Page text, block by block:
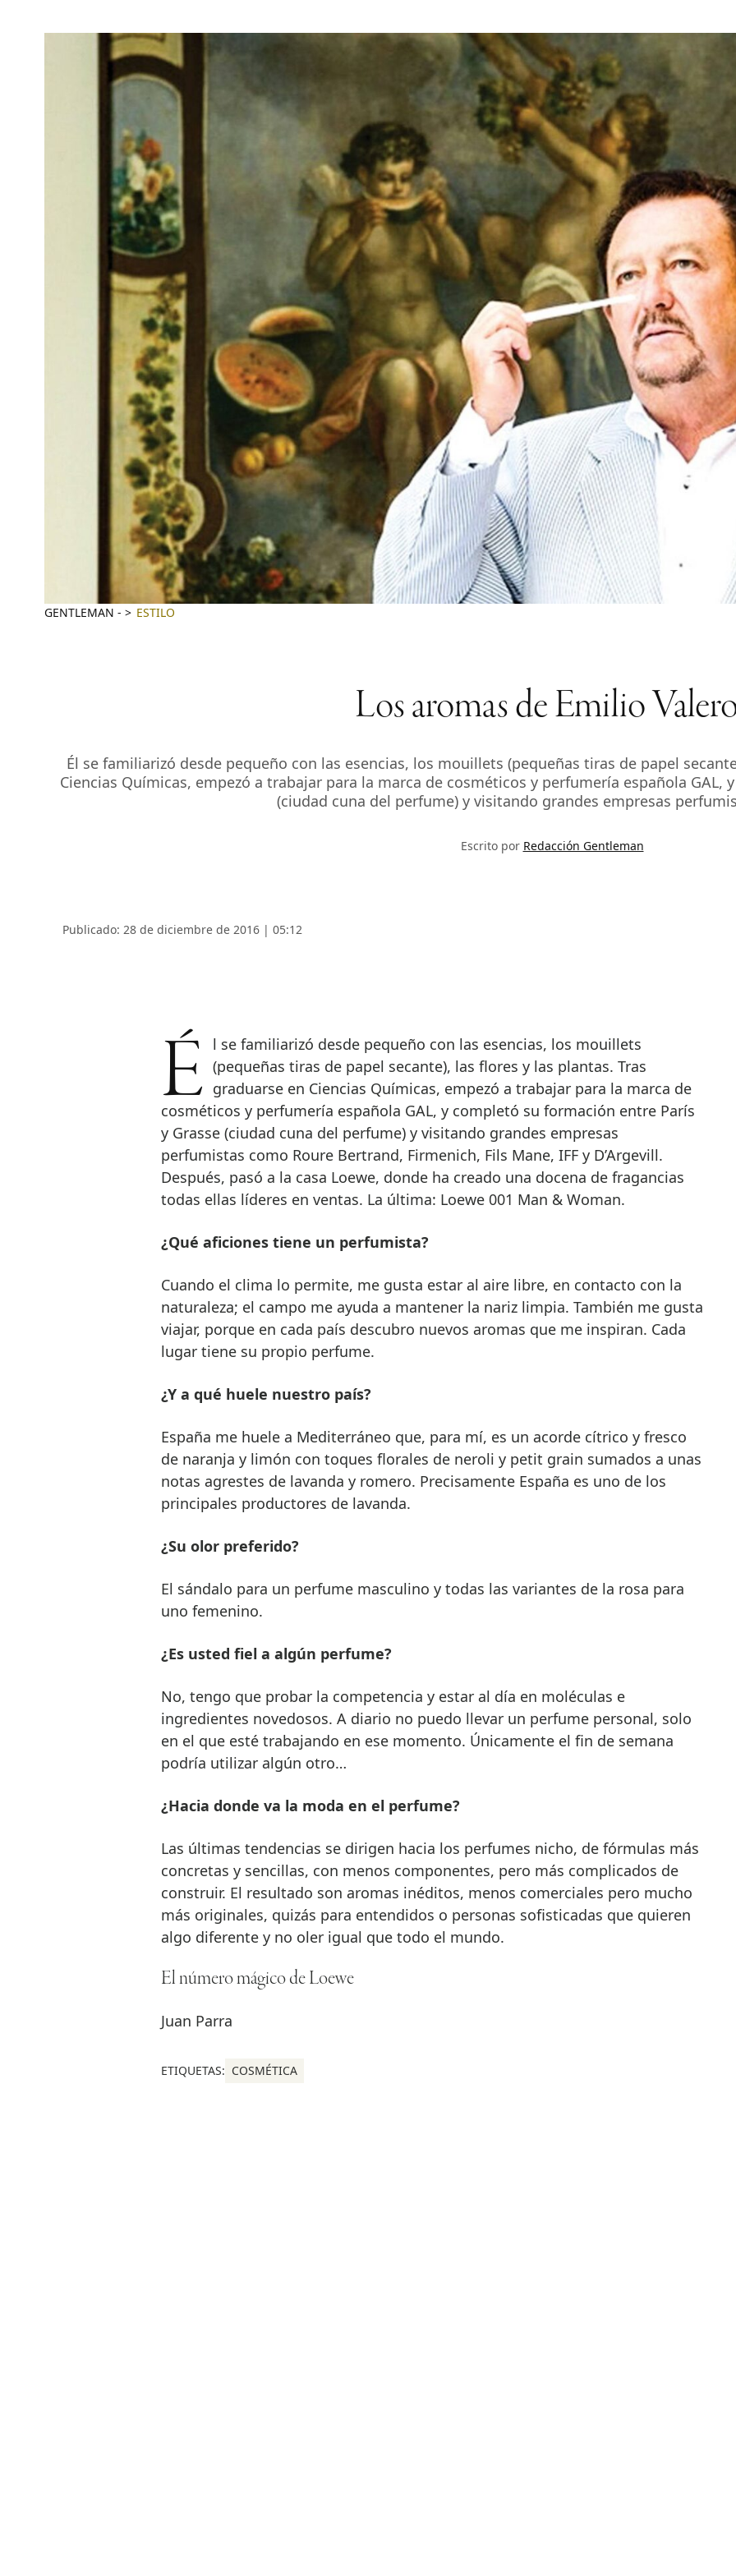
GENTLEMAN - ESTILO
Los aromas de Emilio
Él se familiarizó desde pequeño con las esencias, los mouillets (pequeñas tiras de papel
Ciencias Químicas, empezó a trabajar para la marca de cosméticos y perfumería española
(ciudad cuna del perfume) y visitando grandes empresas
Escrito por Redacción Gentleman
Publicado: 28 de diciembre de 2016 | 05:12
Él se familiarizó desde pequeño con las esencias, los mouillets (pequeñas tiras de papel secante), las flores y las plantas. Tras
graduarse en Ciencias Químicas, empezó a trabajar para la marca de
cosméticos y perfumería española GAL, y completó su formación entre París
y Grasse (ciudad cuna del perfume) y visitando grandes empresas
perfumistas como Roure Bertrand, Firmenich, Fils Mane, IFF y D’Argevill.
Después, pasó a la casa Loewe, donde ha creado una docena de fragancias
todas ellas líderes en ventas. La última: Loewe 001 Man & Woman.
¿Qué aficiones tiene un perfumista?
Cuando el clima lo permite, me gusta estar al aire libre, en contacto con la
naturaleza; el campo me ayuda a mantener la nariz limpia. También me gusta
viajar, porque en cada país descubro nuevos aromas que me inspiran. Cada
lugar tiene su propio perfume.
¿Y a qué huele nuestro país?
España me huele a Mediterráneo que, para mí, es un acorde cítrico y fresco
de naranja y limón con toques florales de neroli y petit grain sumados a unas
notas agrestes de lavanda y romero. Precisamente España es uno de los
principales productores de lavanda.
¿Su olor preferido?
El sándalo para un perfume masculino y todas las variantes de la rosa para
uno femenino.
¿Es usted fiel a algún perfume?
No, tengo que probar la competencia y estar al día en moléculas e
ingredientes novedosos. A diario no puedo llevar un perfume personal, solo
en el que esté trabajando en ese momento. Únicamente el fin de semana
podría utilizar algún otro…
¿Hacia donde va la moda en el perfume?
Las últimas tendencias se dirigen hacia los perfumes nicho, de fórmulas más
concretas y sencillas, con menos componentes, pero más complicados de
construir. El resultado son aromas inéditos, menos comerciales pero mucho
más originales, quizás para entendidos o personas sofisticadas que quieren
algo diferente y no oler igual que todo el mundo.
El número mágico de Loewe
Juan Parra
ETIQUETAS: COSMÉTICA